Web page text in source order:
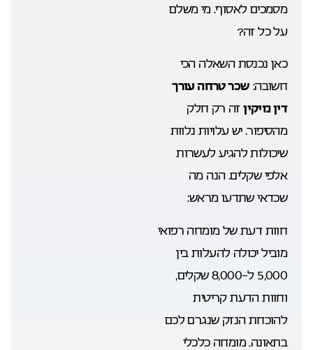
מסמכים לאסוף. מי משלם
על כל זה?
כאן נכנסת השאלה הכי
חשובה: שכר טרחה עורך
דין נזיקיןזה רק חלק
מהסיפור. יש עלויות נלוות
שיכולות להגיע לעשרות
אלפי שקלים. הנה מה
שכדאי שתדעו מראש:
חוות דעת של מומחה רפואי
מוביל יכולה להעלות בין
5,000 ל-8,000 שקלים,
וחוות הדעת קריטית
להוכחת הנזק שנגרם לכם
בתאונה. מומחה כלכלי